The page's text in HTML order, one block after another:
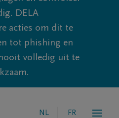
DELA
acties om dit te
tot phishing en
volledig uit te
NL FR